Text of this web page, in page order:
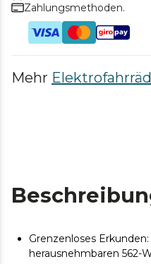
Zahlungsmethoden.
Mehr
Grenzenloses
herausnehmbaren 562-